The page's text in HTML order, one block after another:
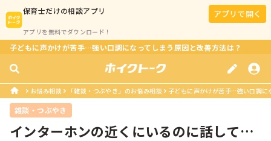
保育士だけの相談アプリ
アプリを無料でダウンロード！
アプリで開く
子どもに声かけが苦手…強い口調になってしまう原因と改善方法は？
お悩み相談 「雑談・つぶやき」のお悩み相談 子どもに声かけが苦手…強い口調
雑談・つぶやき
インターホンの近くにいるのに話してい